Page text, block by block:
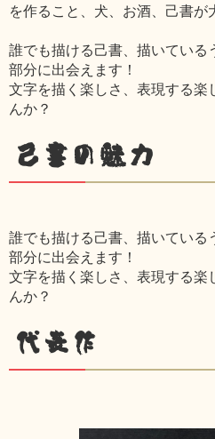
を作ること、犬、お酒、己書が
誰でも描ける己書、描いている
部分に出会えます！
文字を描く楽しさ、表現する楽
んか？
己書の魅力
誰でも描ける己書、描いている
部分に出会えます！
文字を描く楽しさ、表現する楽
んか？
代表作